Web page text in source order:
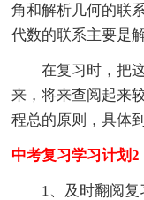
角和解析几何的联
代数的联系主要是
在复习时，把这
来，将来查阅起来
程总的原则，具体
中考复习学习计划2
1、及时翻阅复